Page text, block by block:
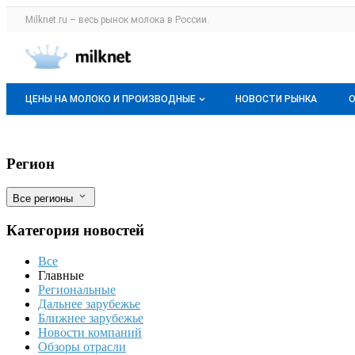
Раздел навигации по сайту milknet.ru
Milknet.ru – весь рынок молока в России.
Авторизация и меню пользователя
Навигация по разделам сайта milknet.ru
ЦЕНЫ НА МОЛОКО И ПРОИЗВОДНЫЕ
О мониторингах
Актуальные мониторинги
Динамика цен
Отзывы
НОВОСТИ РЫНКА
Российская рыбная отрасль в начале
Фильтры
Регион
Все регионы
Категория новостей
Все
Главные
Региональные
Дальнее зарубежье
Ближнее зарубежье
Новости компаний
Обзоры отрасли